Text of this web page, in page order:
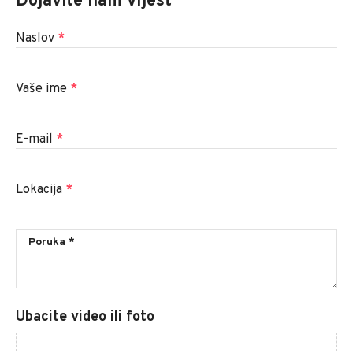
Naslov *
Vaše ime *
E-mail *
Lokacija *
Ubacite video ili foto